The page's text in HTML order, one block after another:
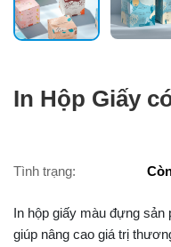
In Hộp Giấy
Tình trạng:
In hộp giấy màu đựng sản
giúp nâng cao giá trị